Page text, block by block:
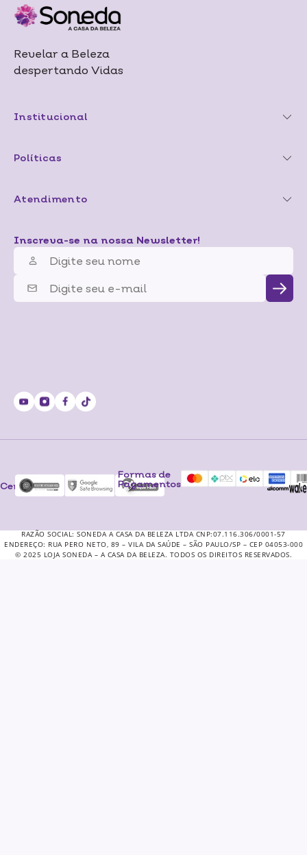
Revelar a Beleza
despertando Vidas
Institucional
Políticas
Atendimento
Inscreva-se na nossa Newsletter!
Certificados
Formas de
Pagamentos
RAZÃO SOCIAL: SONEDA A CASA DA BELEZA LTDA CNP:07.116.306/0001-57
ENDEREÇO: RUA PERO NETO, 89 – VILA DA SAÚDE – SÃO PAULO/SP – CEP 04053-000
© 2025 LOJA SONEDA – A CASA DA BELEZA. TODOS OS DIREITOS RESERVADOS.